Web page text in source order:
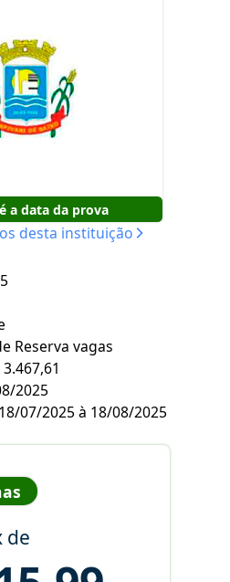
a data da prova
desta instituição
Reserva vagas
2025
07/2025 à 18/08/2025
de